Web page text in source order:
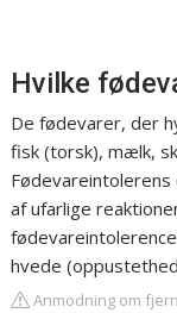
Hvilke
De fødevarer, der
fisk (torsk), mælk,
af ufarlige
hvede
Anmodning om